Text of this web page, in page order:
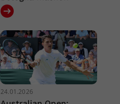
24.01.2026